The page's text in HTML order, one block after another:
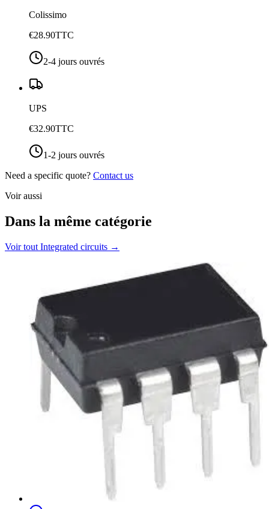
Colissimo
€28.90TTC
2-4 jours ouvrés
UPS
€32.90TTC
1-2 jours ouvrés
Need a specific quote? Contact us
Voir aussi
Dans la même catégorie
Voir tout Integrated circuits →